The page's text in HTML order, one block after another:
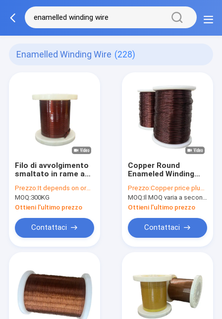
Enamelled Winding Wire (228)
Filo di avvolgimento
smaltato in rame ad
alte temperature per
HEVW -220C
Industria
automobilistica
Prezzo:It depends on order
MOQ:300KG
Ottieni l'ultimo prezzo
Contattaci
Copper Round
Enameled Winding
Polyamide Imide HAI
singolo
Prezzo:Copper price plus processing fee plus freight
MOQ:Il MOQ varia a seconda della dimensione della specifica
Ottieni l'ultimo prezzo
Contattaci